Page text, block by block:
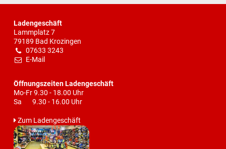
Ladengeschäft
Lammplatz 7
79189 Bad Krozingen
07633 3243
E-Mail
Öffnungszeiten Ladengeschäft
Mo-Fr 9.30 - 18.00 Uhr
Sa 9.30 - 16.00 Uhr
Zum Ladengeschäft